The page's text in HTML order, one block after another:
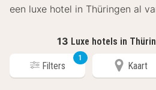
een luxe hotel in Thüringen al
13 Luxe hotels in
Filters
1
Kaart